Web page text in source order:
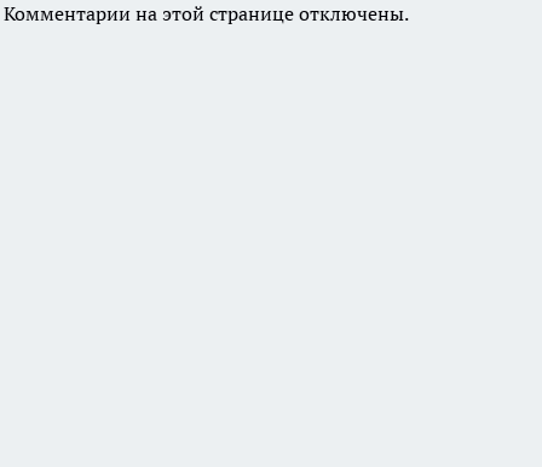
Комментарии на этой странице отключены.